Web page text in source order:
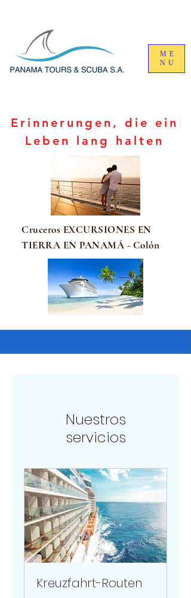
ME
NU
Erinnerungen, die ein
Leben lang halten
Cruceros EXCURSIONES EN
TIERRA EN PANAMÁ - Colón
Nuestros
servicios
Kreuzfahrt-Routen